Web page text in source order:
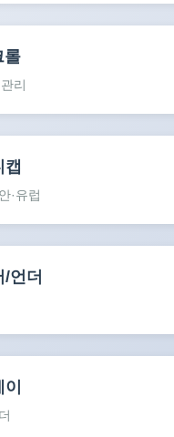
롤
리
캡
·유럽
/언더